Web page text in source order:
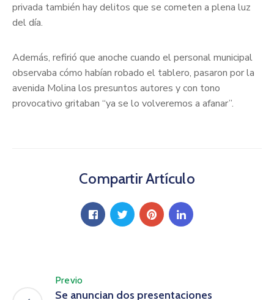
privada también hay delitos que se cometen a plena luz
del día.
Además, refirió que anoche cuando el personal municipal
observaba cómo habían robado el tablero, pasaron por la
avenida Molina los presuntos autores y con tono
provocativo gritaban “ya se lo volveremos a afanar”.
Compartir Artículo
Previo
Se anuncian dos presentaciones